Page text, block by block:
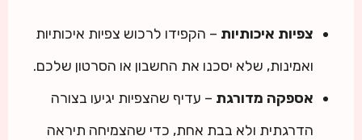
צפיות איכותיות – הקפידו לרכוש צפיות איכותיות
ואמינות, שלא יסכנו את החשבון או הסרטון שלכם.
אספקה מדורגת – עדיף שהצפיות יגיעו בצורה
הדרגתית ולא בבת אחת, כדי שהצמיחה תיראה